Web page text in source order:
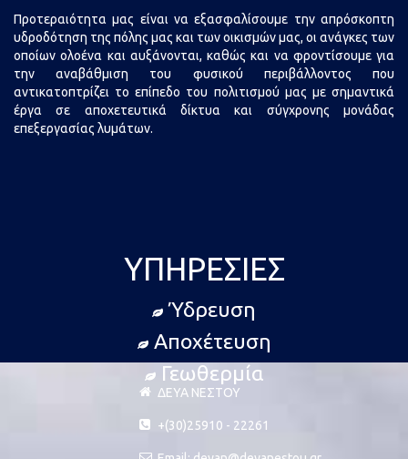
Προτεραιότητα μας είναι να εξασφαλίσουμε την απρόσκοπτη
υδροδότηση της πόλης μας και των οικισμών μας, οι ανάγκες των
οποίων ολοένα και αυξάνονται, καθώς και να φροντίσουμε για
την αναβάθμιση του φυσικού περιβάλλοντος που
αντικατοπτρίζει το επίπεδο του πολιτισμού μας με σημαντικά
έργα σε αποχετευτικά δίκτυα και σύγχρονης μονάδας
επεξεργασίας λυμάτων.
ΥΠΗΡΕΣΊΕΣ
Ύδρευση
Αποχέτευση
Γεωθερμία
ΔΕΥΑ ΝΕΣΤΟΥ
+(30)25910 - 22261